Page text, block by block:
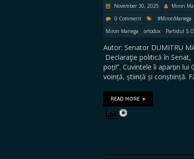
November 30, 2025 Miron
0 Comment
#MironManega
Miron Manega
ortodox Partidul
Autor: Senator DUMITRU
Declaraţie politică în
poți!”. Cuvintele îi aparțin
voință, știință și conștiință.
READ MORE